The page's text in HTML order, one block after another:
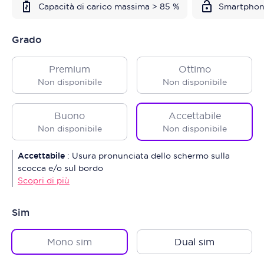
Capacità di carico massima > 85 %
Grado
Premium
Non disponibile
Ottimo
Non disponibile
Buono
Non disponibile
Accettabile
Non disponibile
Accettabile : Usura pronunciata dello schermo sulla
scocca e/o sul bordo
Scopri di più
Sim
Mono sim Dual sim